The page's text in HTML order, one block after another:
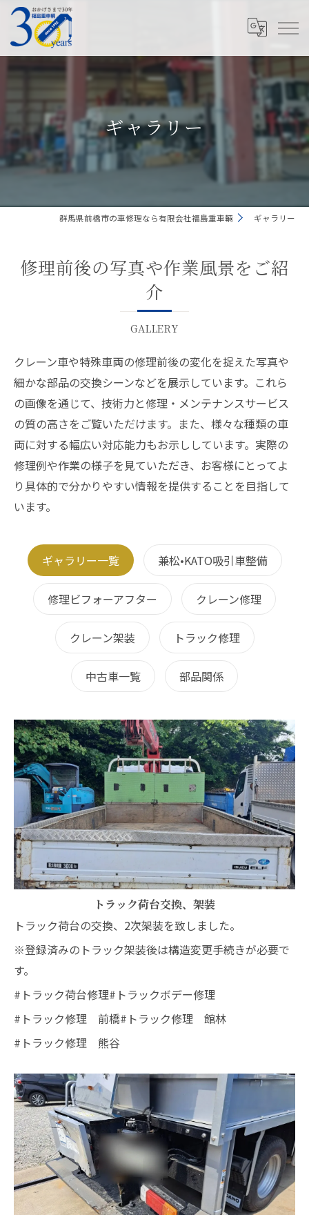
ギャラリー
群馬県前橋市の車修理なら有限会社福島重車輛 ギャラリー
修理前後の写真や作業風景をご紹
介
GALLERY
クレーン車や特殊車両の修理前後の変化を捉えた写真や
細かな部品の交換シーンなどを展示しています。これら
の画像を通じて、技術力と修理・メンテナンスサービス
の質の高さをご覧いただけます。また、様々な種類の車
両に対する幅広い対応能力もお示ししています。実際の
修理例や作業の様子を見ていただき、お客様にとってよ
り具体的で分かりやすい情報を提供することを目指して
います。
ギャラリー一覧 兼松•KATO吸引車整備
修理ビフォーアフター クレーン修理
クレーン架装 トラック修理
中古車一覧 部品関係
トラック荷台交換、架装
トラック荷台の交換、2次架装を致しました。
※登録済みのトラック架装後は構造変更手続きが必要で
す。
#トラック荷台修理#トラックボデー修理
#トラック修理 前橋#トラック修理 館林
#トラック修理 熊谷